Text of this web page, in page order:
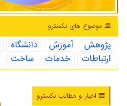
موضوع های نكسترو
پژوهش آموزش دانشگاه
ارتباطات
خدمات ساخت
اخبار و مطالب نکسترو